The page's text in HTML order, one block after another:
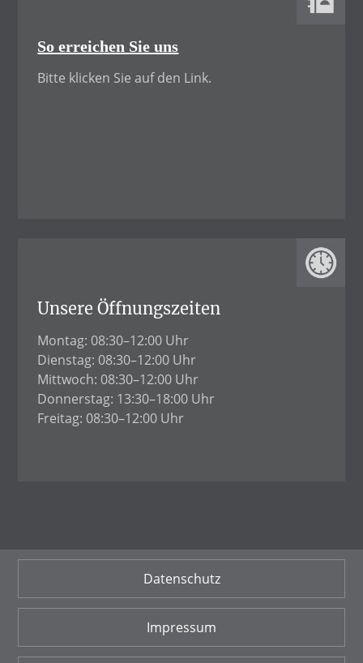
So erreichen Sie uns
Bitte klicken Sie auf den Link.
Unsere Öffnungszeiten
Montag: 08:30–12:00 Uhr
Dienstag: 08:30–12:00 Uhr
Mittwoch: 08:30–12:00 Uhr
Donnerstag: 13:30–18:00 Uhr
Freitag: 08:30–12:00 Uhr
Datenschutz
Impressum